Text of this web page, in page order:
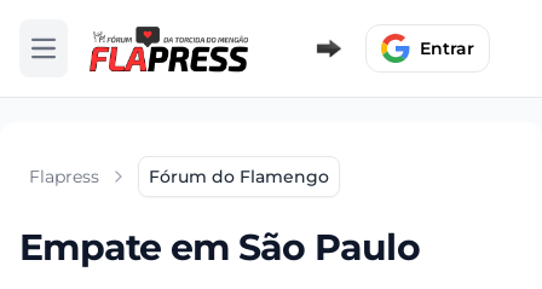
Abrir menu Entrar
Flapress Fórum do Flamengo
Empate em São Paulo